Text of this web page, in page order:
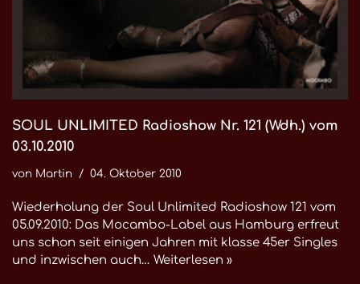
SOUL UNLIMITED Radioshow Nr. 121 (Wdh.) vom
03.10.2010
von Martin 04. Oktober 2010
Wiederholung der Soul Unlimited Radioshow 121 vom
05.09.2010: Das Mocambo-Label aus Hamburg erfreut
uns schon seit einigen Jahren mit klasse 45er Singles
und inzwischen auch… Weiterlesen »